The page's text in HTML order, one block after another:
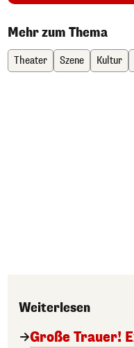
Mehr zum Thema
Theater Szene Kultur
Weiterlesen
Große Trauer!